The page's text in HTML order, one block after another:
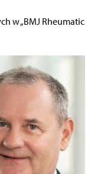
w „BMJ Rheumatic